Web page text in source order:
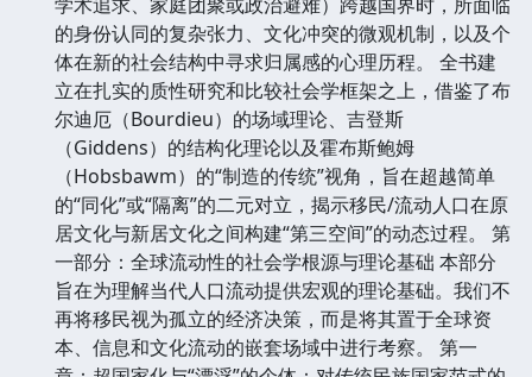
的身份认同的复杂张力、文化冲突的微观机制，以及个
体在新的社会结构中寻求归属感的心理历程。 全书建
立在扎实的质性研究和比较社会学框架之上，借鉴了布
尔迪厄（Bourdieu）的场域理论、吉登斯
（Giddens）的结构化理论以及霍布斯鲍姆
（Hobsbawm）的“制造的传统”视角，旨在超越简单
的“同化”或“隔离”的二元对立，揭示移民/流动人口在原
居文化与新居文化之间构建“第三空间”的动态过程。 第
一部分：全球流动性的社会学根源与理论基础 本部分
旨在为理解当代人口流动提供宏观的理论基础。我们不
再将移民视为孤立的经济决策，而是将其置于全球资
本、信息和文化流动的嵌套场域中进行考察。 第一